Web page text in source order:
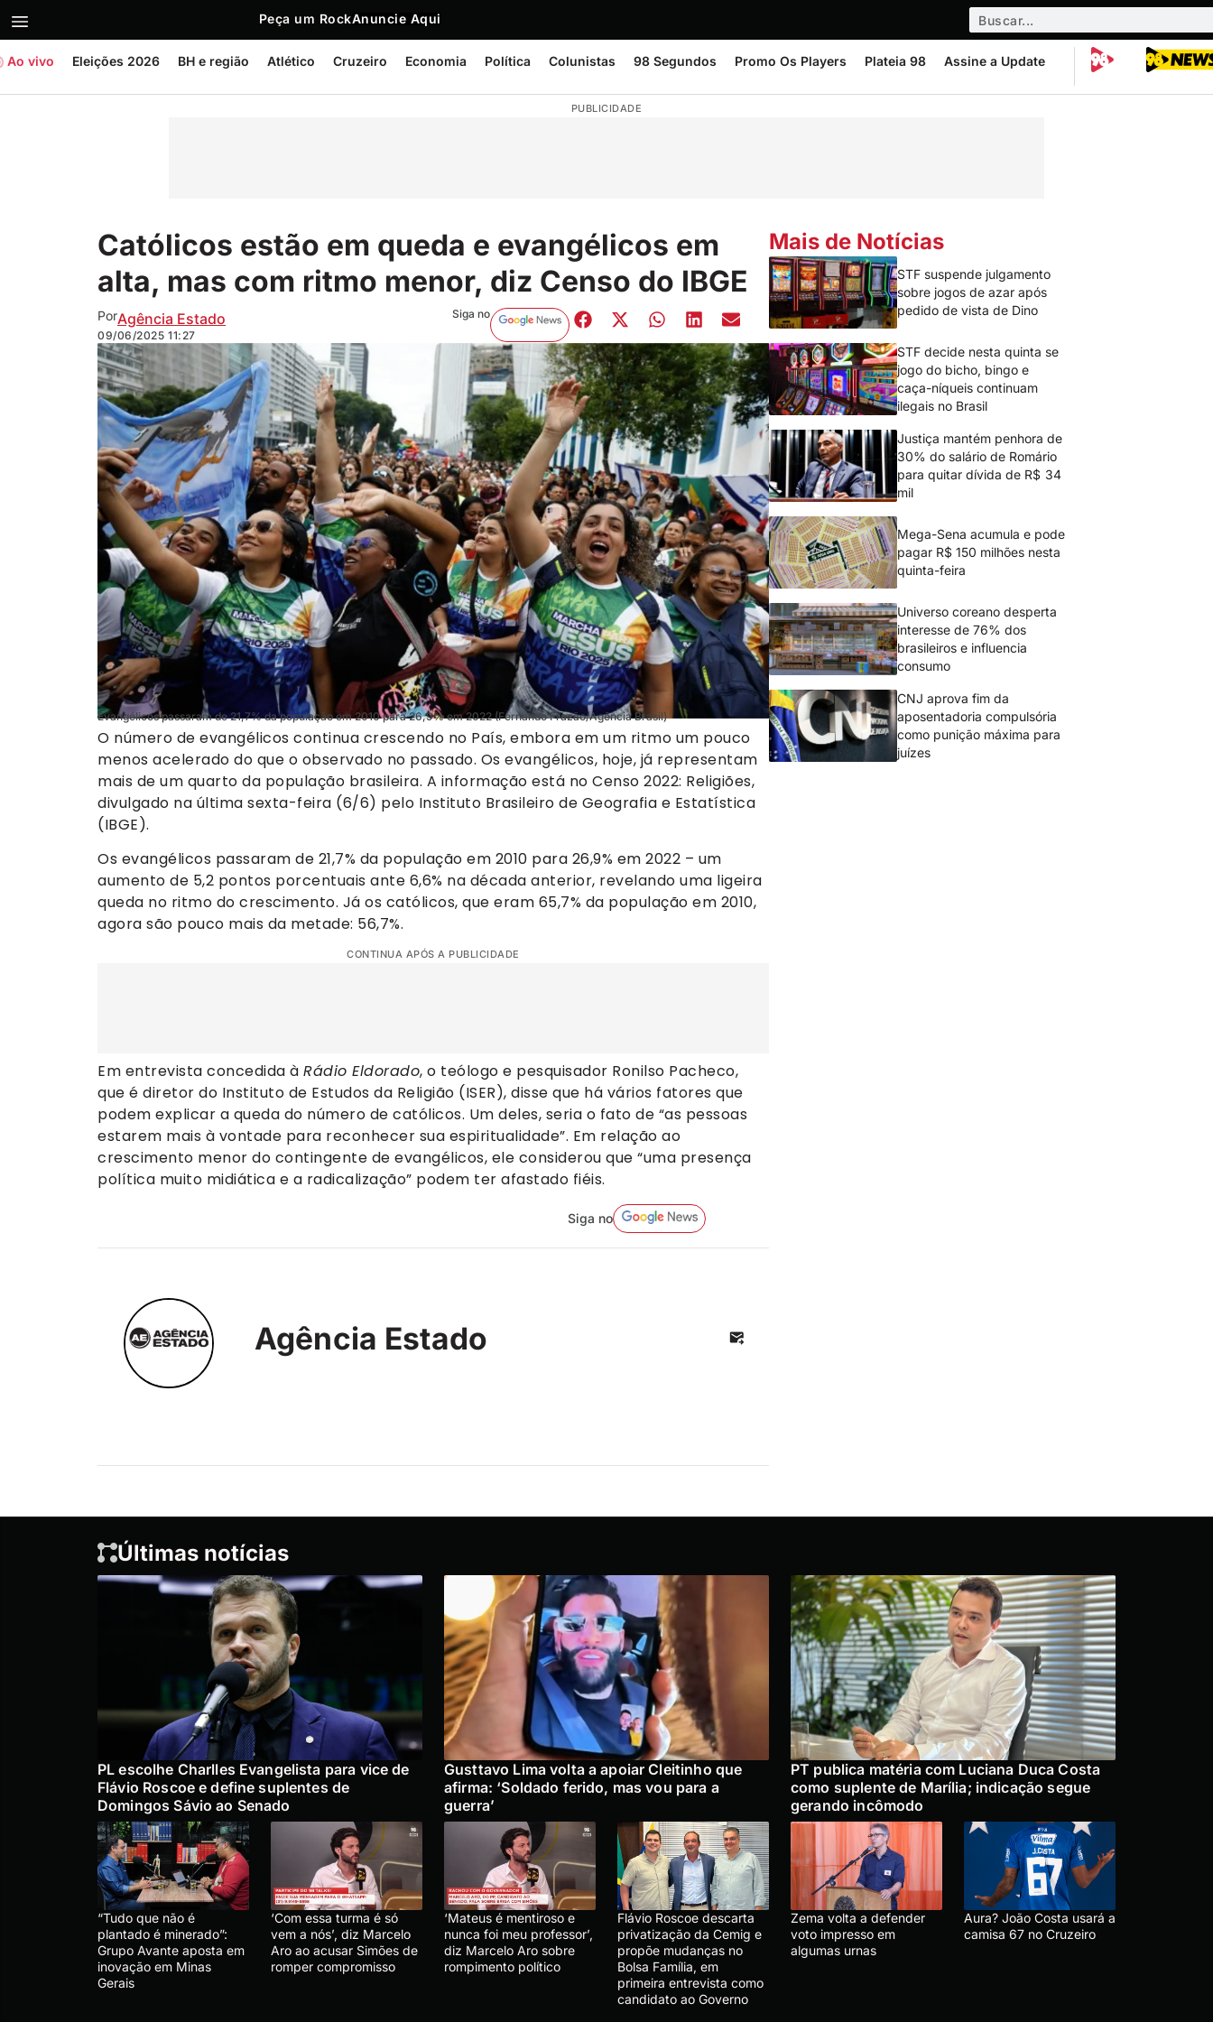
Peça um RockAnuncie Aqui
Ao vivo Eleições 2026 BH e região Atlético Cruzeiro Economia Política Colunistas 98 Segundos Promo Os Players Plateia 98 Assine a Update
PUBLICIDADE
Católicos estão em queda e evangélicos em
alta, mas com ritmo menor, diz Censo do IBGE
PorAgência Estado
09/06/2025 11:27
Siga no
Evangélicos passaram de 21,7% da população em 2010 para 26,9% em 2022 (Fernando Frazão/Agência Brasil)
O número de evangélicos continua crescendo no País, embora em um ritmo um pouco
menos acelerado do que o observado no passado. Os evangélicos, hoje, já representam
mais de um quarto da população brasileira. A informação está no Censo 2022: Religiões,
divulgado na última sexta-feira (6/6) pelo Instituto Brasileiro de Geografia e Estatística
(IBGE).
Os evangélicos passaram de 21,7% da população em 2010 para 26,9% em 2022 – um
aumento de 5,2 pontos porcentuais ante 6,6% na década anterior, revelando uma ligeira
queda no ritmo do crescimento. Já os católicos, que eram 65,7% da população em 2010,
agora são pouco mais da metade: 56,7%.
CONTINUA APÓS A PUBLICIDADE
Em entrevista concedida à Rádio Eldorado, o teólogo e pesquisador Ronilso Pacheco,
que é diretor do Instituto de Estudos da Religião (ISER), disse que há vários fatores que
podem explicar a queda do número de católicos. Um deles, seria o fato de “as pessoas
estarem mais à vontade para reconhecer sua espiritualidade”. Em relação ao
crescimento menor do contingente de evangélicos, ele considerou que “uma presença
política muito midiática e a radicalização” podem ter afastado fiéis.
Siga no
Agência Estado
Mais de Notícias
STF suspende julgamento
sobre jogos de azar após
pedido de vista de Dino
STF decide nesta quinta se
jogo do bicho, bingo e
caça-níqueis continuam
ilegais no Brasil
Justiça mantém penhora de
30% do salário de Romário
para quitar dívida de R$ 34
mil
Mega-Sena acumula e pode
pagar R$ 150 milhões nesta
quinta-feira
Universo coreano desperta
interesse de 76% dos
brasileiros e influencia
consumo
CNJ aprova fim da
aposentadoria compulsória
como punição máxima para
juízes
Últimas notícias
PL escolhe Charlles Evangelista para vice de
Flávio Roscoe e define suplentes de
Domingos Sávio ao Senado
Gusttavo Lima volta a apoiar Cleitinho que
afirma: ‘Soldado ferido, mas vou para a
guerra’
PT publica matéria com Luciana Duca Costa
como suplente de Marília; indicação segue
gerando incômodo
“Tudo que não é
plantado é minerado”:
Grupo Avante aposta em
inovação em Minas
Gerais
‘Com essa turma é só
vem a nós’, diz Marcelo
Aro ao acusar Simões de
romper compromisso
‘Mateus é mentiroso e
nunca foi meu professor’,
diz Marcelo Aro sobre
rompimento político
Flávio Roscoe descarta
privatização da Cemig e
propõe mudanças no
Bolsa Família, em
primeira entrevista como
candidato ao Governo
Zema volta a defender
voto impresso em
algumas urnas
Aura? João Costa usará a
camisa 67 no Cruzeiro